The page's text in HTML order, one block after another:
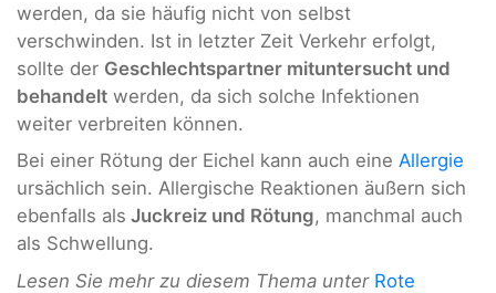
werden, da sie häufig nicht von selbst
verschwinden. Ist in letzter Zeit Verkehr erfolgt,
sollte der Geschlechtspartner mituntersucht und
behandelt werden, da sich solche Infektionen
weiter verbreiten können.
Bei einer Rötung der Eichel kann auch eine Allergie
ursächlich sein. Allergische Reaktionen äußern sich
ebenfalls als Juckreiz und Rötung, manchmal auch
als Schwellung.
Lesen Sie mehr zu diesem Thema unter Rote